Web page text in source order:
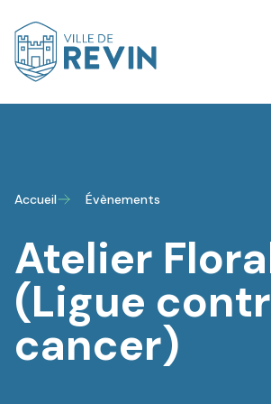
Accueil Évènements
Atelier
(Ligue
cancer)